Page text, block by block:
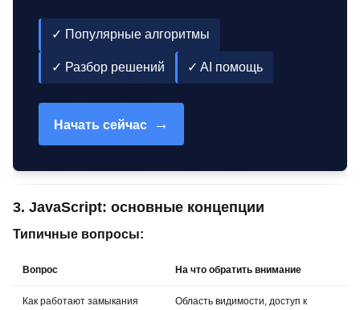
✓ Популярные алгоритмы
✓ Разбор решений ✓ AI помощь
Начать сейчас →
3. JavaScript: основные концепции
Типичные вопросы:
Вопрос На что обратить внимание
Как работают замыкания
Область видимости, доступ к